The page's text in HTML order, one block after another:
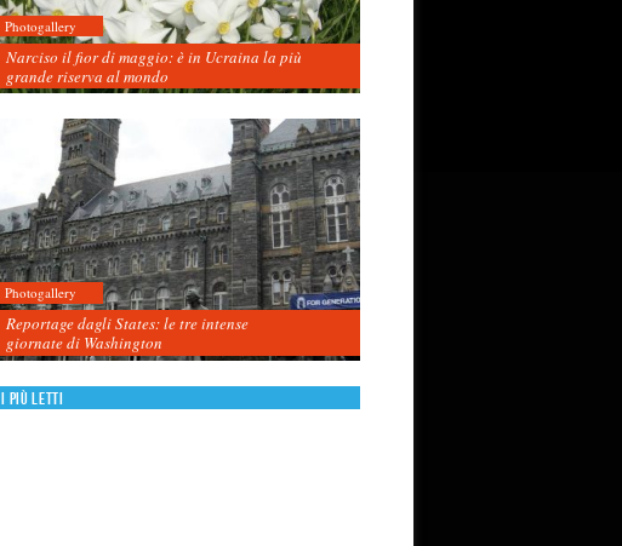
Photogallery
Narciso il fior di maggio: è in Ucraina la più
grande riserva al mondo
Photogallery
Reportage dagli States: le tre intense
giornate di Washington
I più letti